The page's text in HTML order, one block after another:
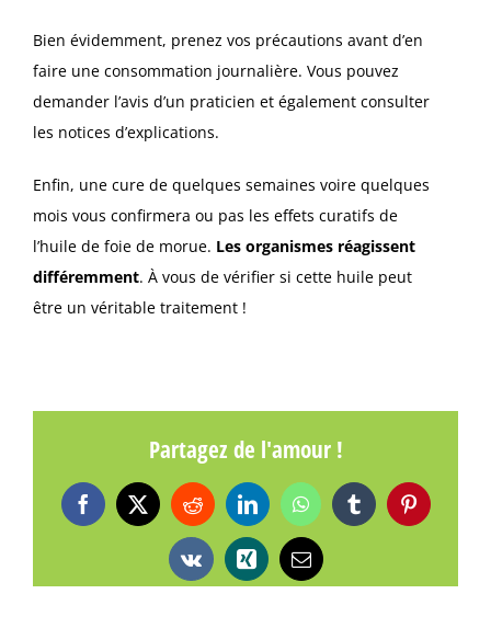
Bien évidemment, prenez vos précautions avant d’en
faire une consommation journalière. Vous pouvez
demander l’avis d’un praticien et également consulter
les notices d’explications.
Enfin, une cure de quelques semaines voire quelques
mois vous confirmera ou pas les effets curatifs de
l’huile de foie de morue. Les organismes réagissent
différemment. À vous de vérifier si cette huile peut
être un véritable traitement !
Partagez de l'amour !
Facebook
X RedditLinkedInWhatsAppTumblrPinterest
Vk Xing Email